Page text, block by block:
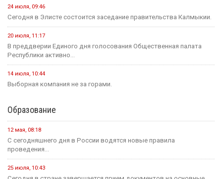
24 июля, 09:46
Сегодня в Элисте состоится заседание правительства Калмыкии.
20 июля, 11:17
В преддверии Единого дня голосования Общественная палата
Республики активно...
14 июля, 10:44
Выборная компания не за горами.
Образование
12 мая, 08:18
С сегодняшнего дня в России водятся новые правила
проведения...
25 июля, 10:43